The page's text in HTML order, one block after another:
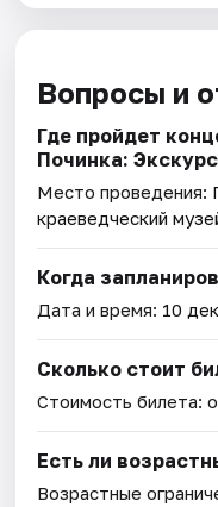
Вопросы и
Где пройдет
Починка:
Место проведения:
краеведческий
Когда
Дата и время: 10
Сколько стоит
Стоимость билета:
Есть ли
Возрастные